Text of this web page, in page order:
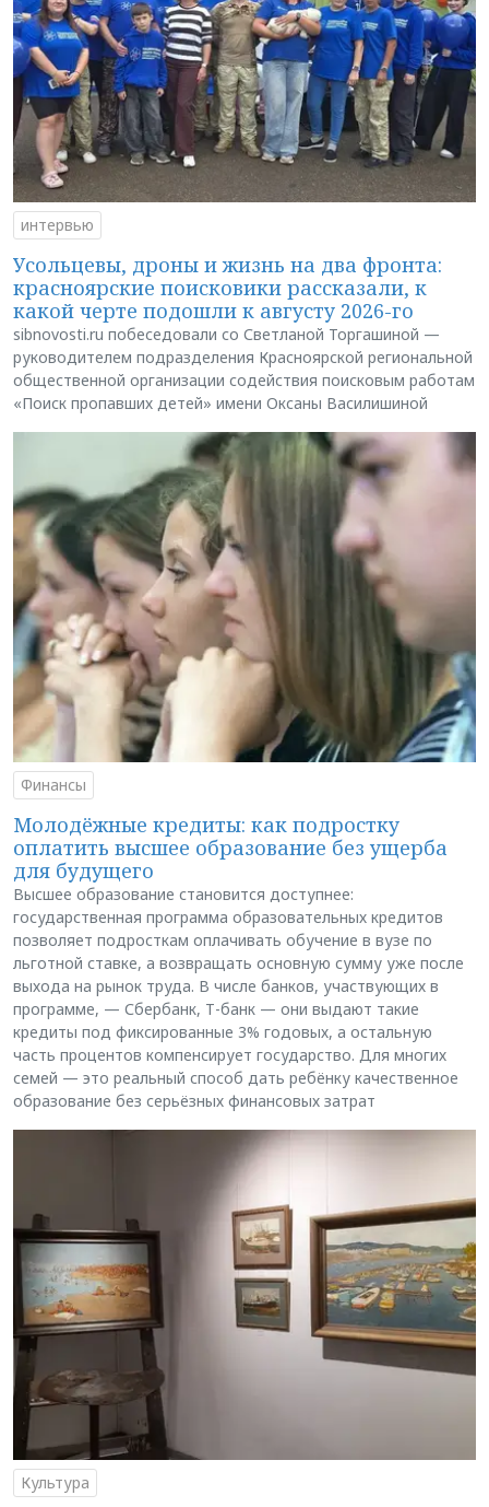
интервью
Усольцевы, дроны и жизнь на два фронта:
красноярские поисковики рассказали, к
какой черте подошли к августу 2026-го
sibnovosti.ru побеседовали со Светланой Торгашиной —
руководителем подразделения Красноярской региональной
общественной организации содействия поисковым работам
«Поиск пропавших детей» имени Оксаны Василишиной
Финансы
Молодёжные кредиты: как подростку
оплатить высшее образование без ущерба
для будущего
Высшее образование становится доступнее:
государственная программа образовательных кредитов
позволяет подросткам оплачивать обучение в вузе по
льготной ставке, а возвращать основную сумму уже после
выхода на рынок труда. В числе банков, участвующих в
программе, — Сбербанк, Т-банк — они выдают такие
кредиты под фиксированные 3% годовых, а остальную
часть процентов компенсирует государство. Для многих
семей — это реальный способ дать ребёнку качественное
образование без серьёзных финансовых затрат
Культура